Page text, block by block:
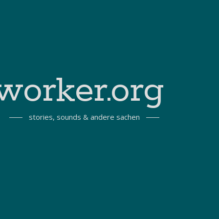
stories, sounds & andere sachen